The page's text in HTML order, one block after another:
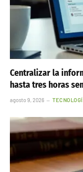
Centralizar la
hasta tres horas
agosto 9, 2026